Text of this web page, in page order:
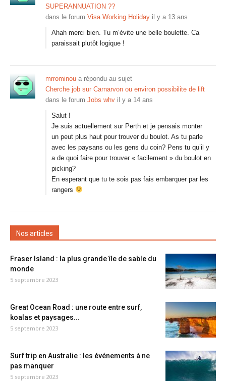
SUPERANNUATION ??
dans le forum Visa Working Holiday il y a 13 ans
Ahah merci bien. Tu m’évite une belle boulette. Ca
paraissait plutôt logique !
mrrominou a répondu au sujet
Cherche job sur Carnarvon ou environ possibilite de lift
dans le forum Jobs whv il y a 14 ans
Salut !
Je suis actuellement sur Perth et je pensais monter
un peut plus haut pour trouver du boulot. As tu parle
avec les paysans ou les gens du coin? Pens tu qu’il y
a de quoi faire pour trouver « facilement » du boulot en
picking?
En esperant que tu te sois pas fais embarquer par les
rangers
Nos articles
Fraser Island : la plus grande île de sable du
monde
5 septembre 2023
Great Ocean Road : une route entre surf,
koalas et paysages...
5 septembre 2023
Surf trip en Australie : les événements à ne
pas manquer
5 septembre 2023